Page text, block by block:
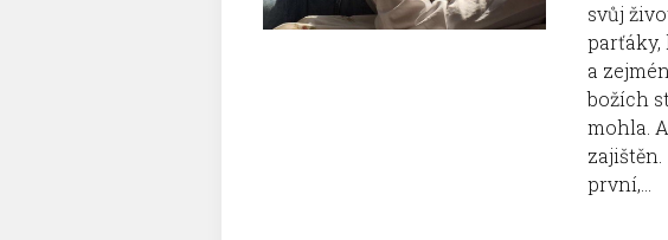
svůj
parťáky,
a
božích
mohla.
první,...